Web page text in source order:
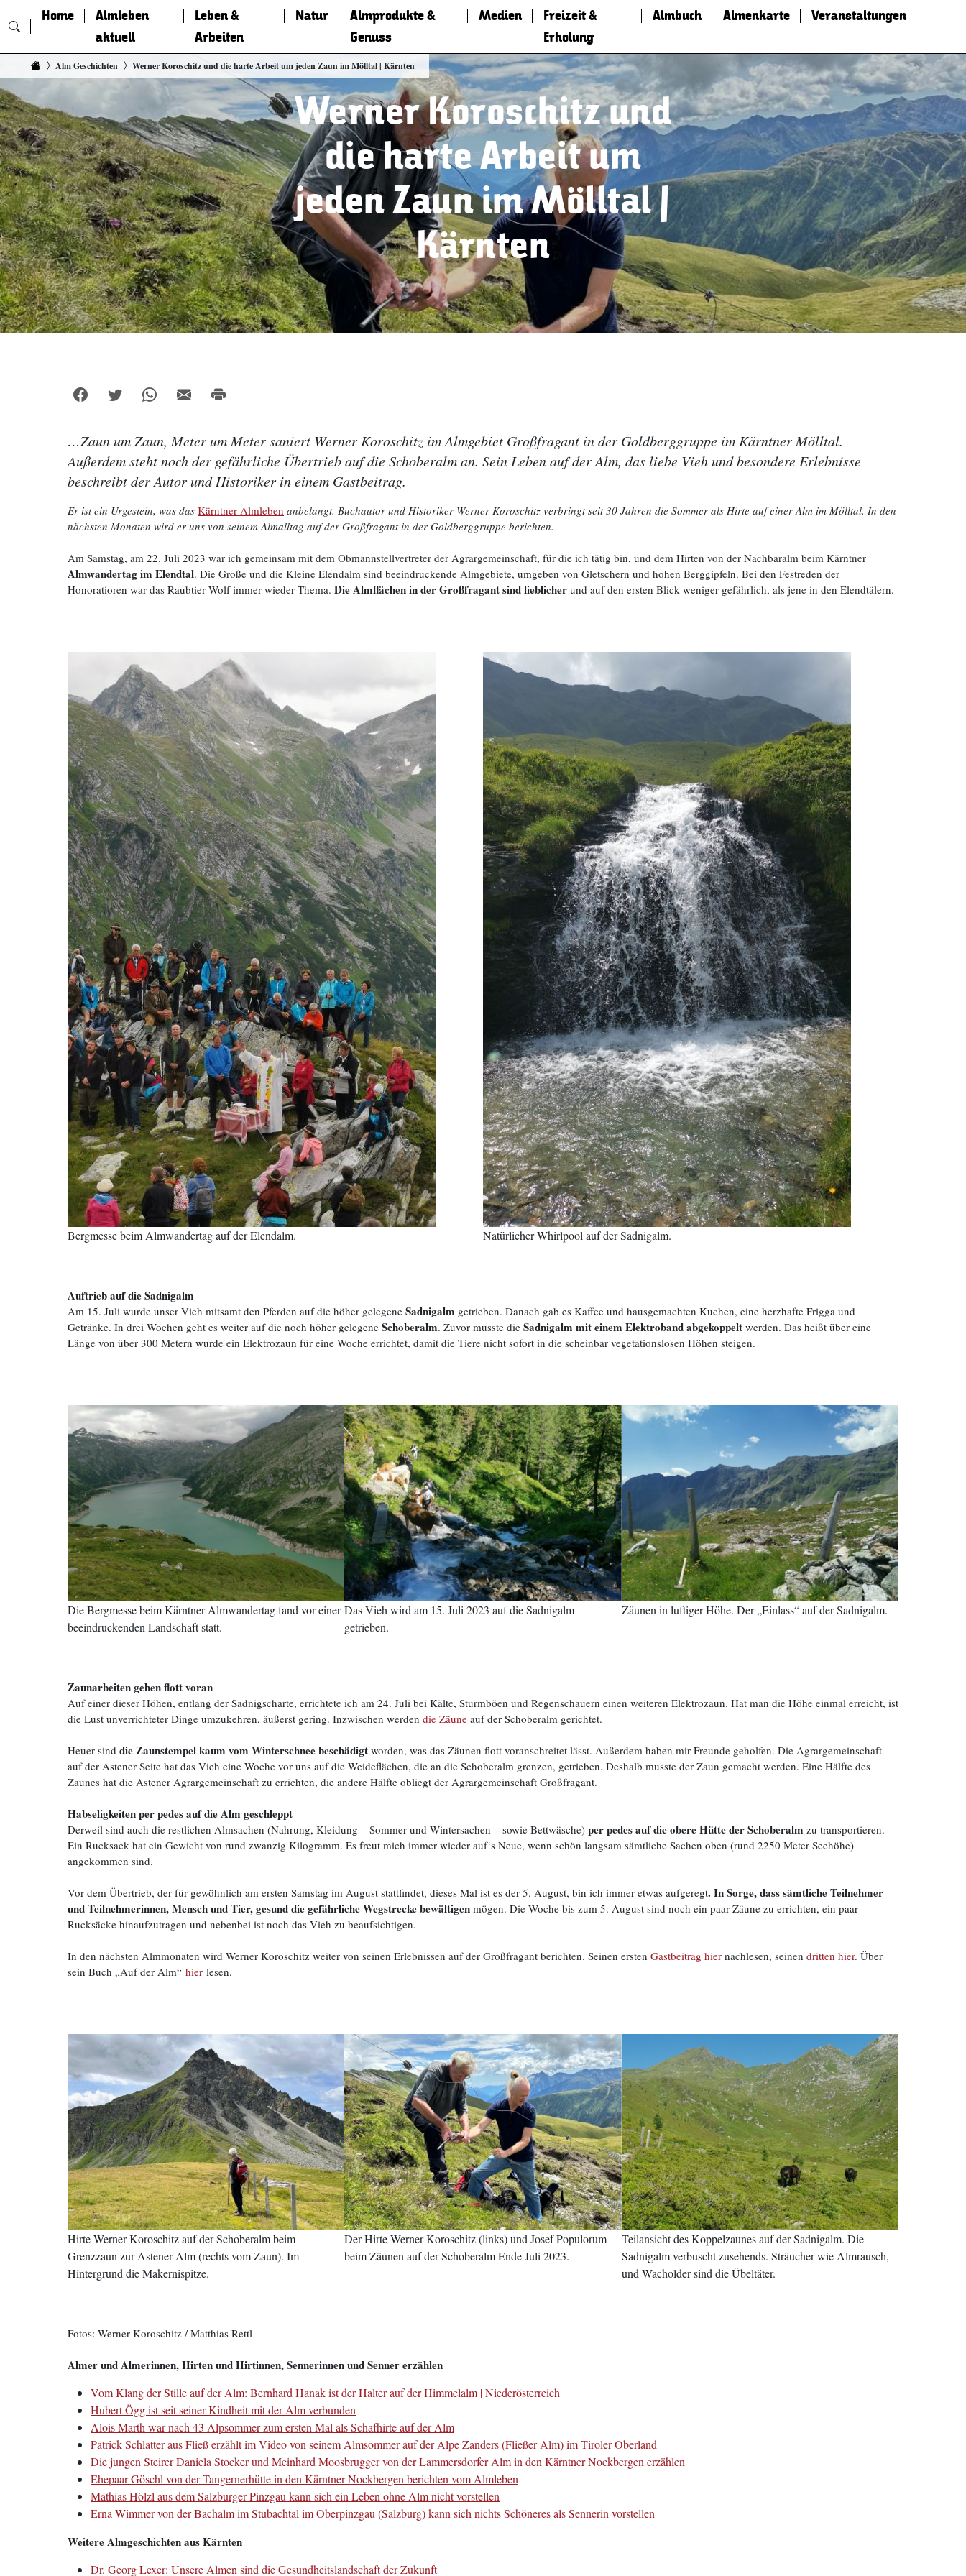
Zum Inhalt springen
Home
Almleben
aktuell
Leben &
Arbeiten
Natur
Almprodukte &
Genuss
Medien
Freizeit &
Erholung
Almbuch Almenkarte Veranstaltungen
Alm Geschichten Werner Koroschitz und die harte Arbeit um jeden Zaun im Mölltal | Kärnten
Werner Koroschitz und
die harte Arbeit um
jeden Zaun im Mölltal |
Kärnten
…Zaun um Zaun, Meter um Meter saniert Werner Koroschitz im Almgebiet Großfragant in der Goldberggruppe im Kärntner Mölltal.
Außerdem steht noch der gefährliche Übertrieb auf die Schoberalm an. Sein Leben auf der Alm, das liebe Vieh und besondere Erlebnisse
beschreibt der Autor und Historiker in einem Gastbeitrag.
Er ist ein Urgestein, was das Kärntner Almleben anbelangt. Buchautor und Historiker Werner Koroschitz verbringt seit 30 Jahren die Sommer als Hirte auf einer Alm im Mölltal. In den
nächsten Monaten wird er uns von seinem Almalltag auf der Großfragant in der Goldberggruppe berichten.
Am Samstag, am 22. Juli 2023 war ich gemeinsam mit dem Obmannstellvertreter der Agrargemeinschaft, für die ich tätig bin, und dem Hirten von der Nachbaralm beim Kärntner
Almwandertag im Elendtal. Die Große und die Kleine Elendalm sind beeindruckende Almgebiete, umgeben von Gletschern und hohen Berggipfeln. Bei den Festreden der
Honoratioren war das Raubtier Wolf immer wieder Thema. Die Almflächen in der Großfragant sind lieblicher und auf den ersten Blick weniger gefährlich, als jene in den Elendtälern.
Bergmesse beim Almwandertag auf der Elendalm. Natürlicher Whirlpool auf der Sadnigalm.
Auftrieb auf die Sadnigalm
Am 15. Juli wurde unser Vieh mitsamt den Pferden auf die höher gelegene Sadnigalm getrieben. Danach gab es Kaffee und hausgemachten Kuchen, eine herzhafte Frigga und
Getränke. In drei Wochen geht es weiter auf die noch höher gelegene Schoberalm. Zuvor musste die Sadnigalm mit einem Elektroband abgekoppelt werden. Das heißt über eine
Länge von über 300 Metern wurde ein Elektrozaun für eine Woche errichtet, damit die Tiere nicht sofort in die scheinbar vegetationslosen Höhen steigen.
Die Bergmesse beim Kärntner Almwandertag fand vor einer
beeindruckenden Landschaft statt.
Das Vieh wird am 15. Juli 2023 auf die Sadnigalm
getrieben.
Zäunen in luftiger Höhe. Der „Einlass“ auf der Sadnigalm.
Zaunarbeiten gehen flott voran
Auf einer dieser Höhen, entlang der Sadnigscharte, errichtete ich am 24. Juli bei Kälte, Sturmböen und Regenschauern einen weiteren Elektrozaun. Hat man die Höhe einmal erreicht, ist
die Lust unverrichteter Dinge umzukehren, äußerst gering. Inzwischen werden die Zäune auf der Schoberalm gerichtet.
Heuer sind die Zaunstempel kaum vom Winterschnee beschädigt worden, was das Zäunen flott voranschreitet lässt. Außerdem haben mir Freunde geholfen. Die Agrargemeinschaft
auf der Astener Seite hat das Vieh eine Woche vor uns auf die Weideflächen, die an die Schoberalm grenzen, getrieben. Deshalb musste der Zaun gemacht werden. Eine Hälfte des
Zaunes hat die Astener Agrargemeinschaft zu errichten, die andere Hälfte obliegt der Agrargemeinschaft Großfragant.
Habseligkeiten per pedes auf die Alm geschleppt
Derweil sind auch die restlichen Almsachen (Nahrung, Kleidung – Sommer und Wintersachen – sowie Bettwäsche) per pedes auf die obere Hütte der Schoberalm zu transportieren.
Ein Rucksack hat ein Gewicht von rund zwanzig Kilogramm. Es freut mich immer wieder auf‘s Neue, wenn schön langsam sämtliche Sachen oben (rund 2250 Meter Seehöhe)
angekommen sind.
Vor dem Übertrieb, der für gewöhnlich am ersten Samstag im August stattfindet, dieses Mal ist es der 5. August, bin ich immer etwas aufgeregt. In Sorge, dass sämtliche Teilnehmer
und Teilnehmerinnen, Mensch und Tier, gesund die gefährliche Wegstrecke bewältigen mögen. Die Woche bis zum 5. August sind noch ein paar Zäune zu errichten, ein paar
Rucksäcke hinaufzutragen und nebenbei ist noch das Vieh zu beaufsichtigen.
In den nächsten Almmonaten wird Werner Koroschitz weiter von seinen Erlebnissen auf der Großfragant berichten. Seinen ersten Gastbeitrag hier nachlesen, seinen dritten hier. Über
sein Buch „Auf der Alm“ hier lesen.
Hirte Werner Koroschitz auf der Schoberalm beim
Grenzzaun zur Astener Alm (rechts vom Zaun). Im
Hintergrund die Makernispitze.
Der Hirte Werner Koroschitz (links) und Josef Populorum
beim Zäunen auf der Schoberalm Ende Juli 2023.
Teilansicht des Koppelzaunes auf der Sadnigalm. Die
Sadnigalm verbuscht zusehends. Sträucher wie Almrausch,
und Wacholder sind die Übeltäter.
Fotos: Werner Koroschitz / Matthias Rettl
Almer und Almerinnen, Hirten und Hirtinnen, Sennerinnen und Senner erzählen
Vom Klang der Stille auf der Alm: Bernhard Hanak ist der Halter auf der Himmelalm | Niederösterreich
Hubert Ögg ist seit seiner Kindheit mit der Alm verbunden
Alois Marth war nach 43 Alpsommer zum ersten Mal als Schafhirte auf der Alm
Patrick Schlatter aus Fließ erzählt im Video von seinem Almsommer auf der Alpe Zanders (Fließer Alm) im Tiroler Oberland
Die jungen Steirer Daniela Stocker und Meinhard Moosbrugger von der Lammersdorfer Alm in den Kärntner Nockbergen erzählen
Ehepaar Göschl von der Tangernerhütte in den Kärntner Nockbergen berichten vom Almleben
Mathias Hölzl aus dem Salzburger Pinzgau kann sich ein Leben ohne Alm nicht vorstellen
Erna Wimmer von der Bachalm im Stubachtal im Oberpinzgau (Salzburg) kann sich nichts Schöneres als Sennerin vorstellen
Weitere Almgeschichten aus Kärnten
Dr. Georg Lexer: Unsere Almen sind die Gesundheitslandschaft der Zukunft